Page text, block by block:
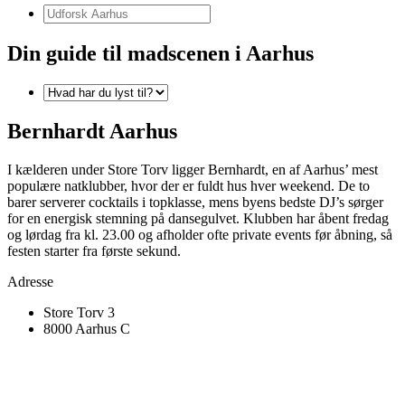
Din guide til madscenen i Aarhus
Bernhardt Aarhus
I kælderen under Store Torv ligger Bernhardt, en af Aarhus’ mest
populære natklubber, hvor der er fuldt hus hver weekend. De to
barer serverer cocktails i topklasse, mens byens bedste DJ’s sørger
for en energisk stemning på dansegulvet. Klubben har åbent fredag
og lørdag fra kl. 23.00 og afholder ofte private events før åbning, så
festen starter fra første sekund.
Adresse
Store Torv 3
8000 Aarhus C